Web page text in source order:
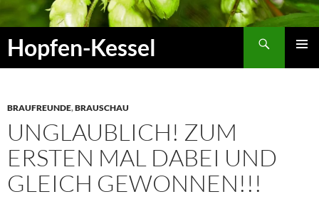
Zum
Inhalt
springen
Hopfen-Kessel
BRAUFREUNDE,BRAUSCHAU
UNGLAUBLICH! ZUM
ERSTEN MAL DABEI UND
GLEICH GEWONNEN!!!